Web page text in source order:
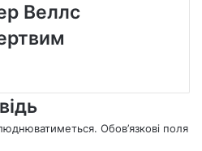
Веллс
Обов’язкові поля